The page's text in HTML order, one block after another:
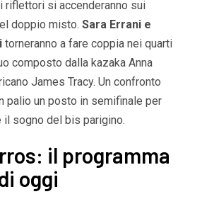
riflettori si accenderanno sui
doppio misto. Sara Errani e
torneranno a fare coppia nei quarti
composto dalla kazaka Anna
James Tracy. Un confronto
palio un posto in semifinale per
il sogno del bis parigino.
il programma
oggi